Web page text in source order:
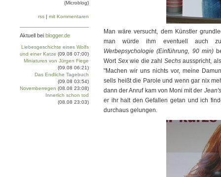
Man wäre versucht, dem Künstler
man würde ihm eventuell auch
Werbepsychologie (Einführung, 90 min)
Wort Sexwie die zahl Sechsausspricht,
"Machen wir uns nichts vor, meine
sells heißt die Parole und wenn gar nix
dann der Anruf kam von Moni mit der
er ihr halt den Gefallen getan und ich
durchaus gelungen.
(Microblog)
rss | mit Kommentaren
Aktuell bei blogger.de
Liebesgeschichte eines Wolfs
und einer Katze (09.08 07:00)
Miniaturen von Jürgen Fiege
(09.08 06:21)
Das Endliche Tagebuch
(09.08 03:54)
Novemberregen (08.08 23:08)
Innerlich schon tod
(08.08 23:03)